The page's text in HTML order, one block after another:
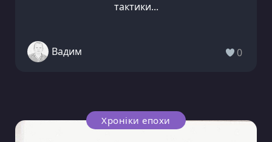
тактики...
Вадим 0
Хроніки епохи